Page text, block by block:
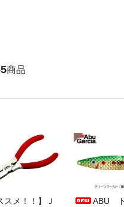
5商品
スメ！！】Ｊ
ABU